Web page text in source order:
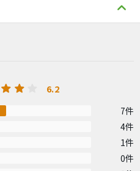
6.2
7件
4件
1件
0件